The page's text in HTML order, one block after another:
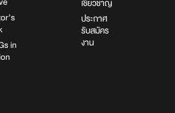
in
ประกาศ
รับสมัคร
งาน